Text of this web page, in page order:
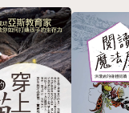
在？如何讓學生願
生比較容易分心嗎
教學到底有什麼不